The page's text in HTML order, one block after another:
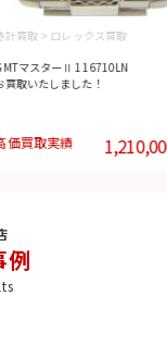
計買取 > ロレックス買取
マスターⅡ 116710LN
買取いたしました！
価買取実績
例